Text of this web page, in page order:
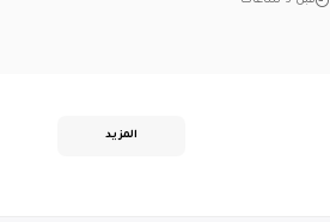
المزيد